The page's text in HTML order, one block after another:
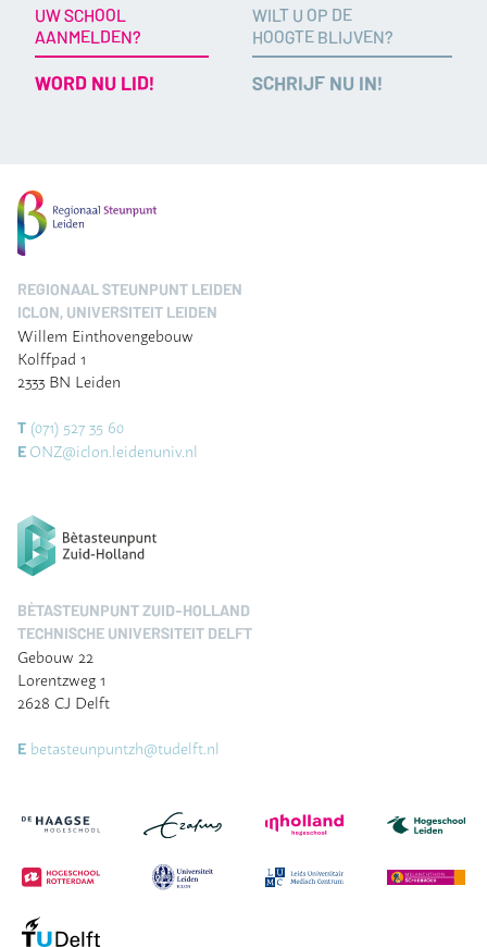
UW SCHOOL
AANMELDEN?
WORD NU LID!
WILT U OP DE
HOOGTE BLIJVEN?
SCHRIJF NU IN!
REGIONAAL STEUNPUNT LEIDEN
ICLON, UNIVERSITEIT LEIDEN
Willem Einthovengebouw
Kolffpad 1
2333 BN Leiden
T (071) 527 35 60
E ONZ@iclon.leidenuniv.nl
BÈTASTEUNPUNT ZUID-HOLLAND
TECHNISCHE UNIVERSITEIT DELFT
Gebouw 22
Lorentzweg 1
2628 CJ Delft
E betasteunpuntzh@tudelft.nl